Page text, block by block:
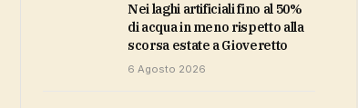
Nei laghi artificiali fino al 50%
di acqua in meno rispetto alla
scorsa estate a Gioveretto
6 Agosto 2026